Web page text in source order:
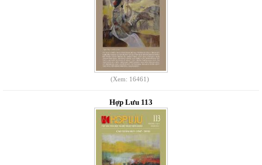
(Xem: 16461)
Hợp Lưu 113